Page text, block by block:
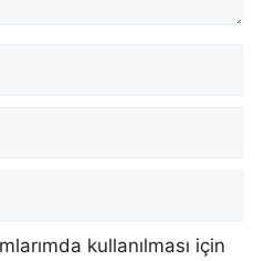
kullanılması için